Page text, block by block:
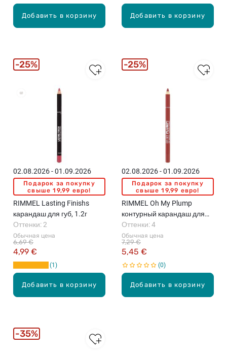
Добавить в корзину Добавить в корзину
Добавить в корзину
02.08.2026 - 01.09.2026
Подарок за покупку
свыше 19,99 евро!
RIMMEL Lasting Finishs
карандаш для губ, 1.2г
Обычная цена
4,99 €
6,69 €
Оттенки: 2
1
25%
Добавить в корзину
02.08.2026 - 01.09.2026
Подарок за покупку
свыше 19,99 евро!
RIMMEL Oh My Plump
контурный карандаш для
губ, 1.2г
Обычная цена
5,45 €
7,29 €
Оттенки: 4
0
25%
35%